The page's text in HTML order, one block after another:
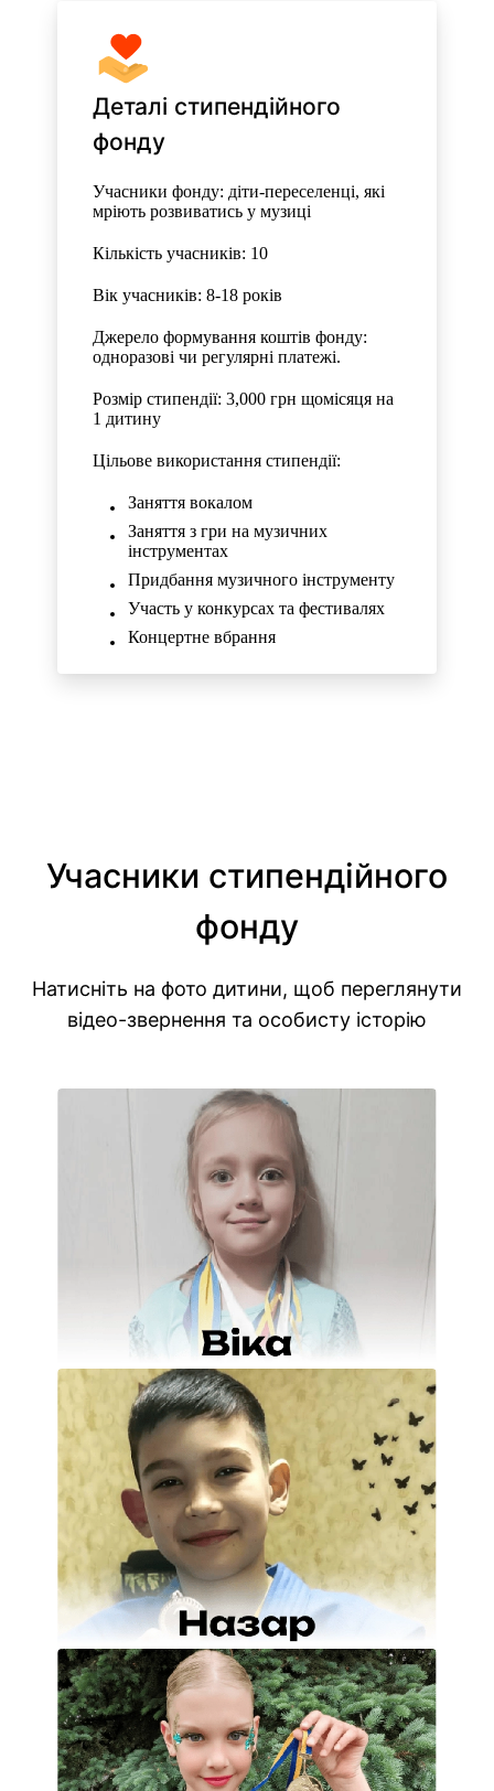
Деталі стипендійного
фонду
Учасники фонду: діти-переселенці, які
мріють розвиватись у музиці
Кількість учасників: 10
Вік учасників: 8-18 років
Джерело формування коштів фонду:
одноразові чи регулярні платежі.
Розмір стипендії: 3,000 грн щомісяця на
1 дитину
Цільове використання стипендії:
Заняття вокалом
Заняття з гри на музичних
інструментах
Придбання музичного інструменту
Участь у конкурсах та фестивалях
Концертне вбрання
Учасники стипендійного
фонду
Натисніть на фото дитини, щоб переглянути
відео-звернення та особисту історію